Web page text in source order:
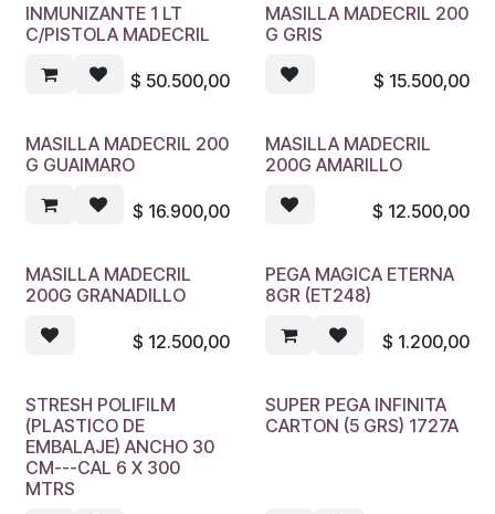
INMUNIZANTE 1 LT
C/PISTOLA MADECRIL
$ 50.500,00
MASILLA MADECRIL 200
G GRIS
$ 15.500,00
MASILLA MADECRIL 200
G GUAIMARO
$ 16.900,00
MASILLA MADECRIL
200G AMARILLO
$ 12.500,00
MASILLA MADECRIL
200G GRANADILLO
$ 12.500,00
PEGA MAGICA ETERNA
8GR (ET248)
$ 1.200,00
STRESH POLIFILM
(PLASTICO DE
EMBALAJE) ANCHO 30
CM---CAL 6 X 300
MTRS
SUPER PEGA INFINITA
CARTON (5 GRS) 1727A